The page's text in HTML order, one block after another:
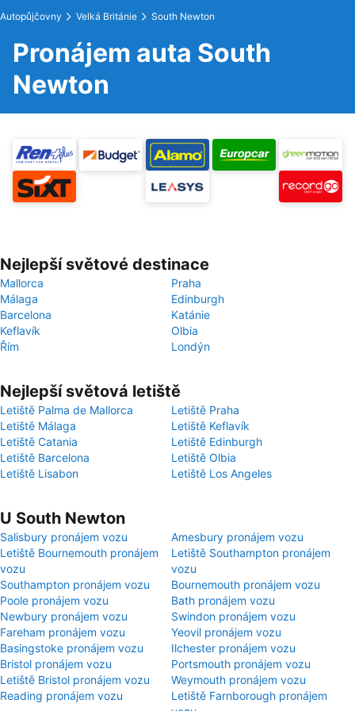
Autopůjčovny Velká Británie South Newton
Pronájem auta South
Newton
Nejlepší světové destinace
Mallorca
Praha
Málaga
Edinburgh
Barcelona
Katánie
Keflavík
Olbia
Řím
Londýn
Nejlepší světová letiště
Letiště Palma de Mallorca
Letiště Praha
Letiště Málaga
Letiště Keflavík
Letiště Catania
Letiště Edinburgh
Letiště Barcelona
Letiště Olbia
Letiště Lisabon
Letiště Los Angeles
U South Newton
Salisbury pronájem vozu
Amesbury pronájem vozu
Letiště Bournemouth pronájem
vozu
Letiště Southampton pronájem
vozu
Southampton pronájem vozu
Bournemouth pronájem vozu
Poole pronájem vozu
Bath pronájem vozu
Newbury pronájem vozu
Swindon pronájem vozu
Fareham pronájem vozu
Yeovil pronájem vozu
Basingstoke pronájem vozu
Ilchester pronájem vozu
Bristol pronájem vozu
Portsmouth pronájem vozu
Letiště Bristol pronájem vozu
Weymouth pronájem vozu
Reading pronájem vozu
Letiště Farnborough pronájem